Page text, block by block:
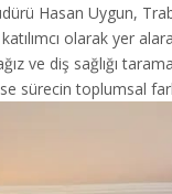
Hasan Uygun,
olarak yer
ve diş sağlığı
toplumsal